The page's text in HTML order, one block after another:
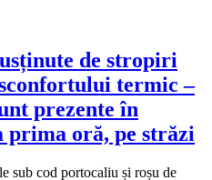
de stropiri
termic –
prezente în
prima oră, pe străzi
sub cod portocaliu și roșu de